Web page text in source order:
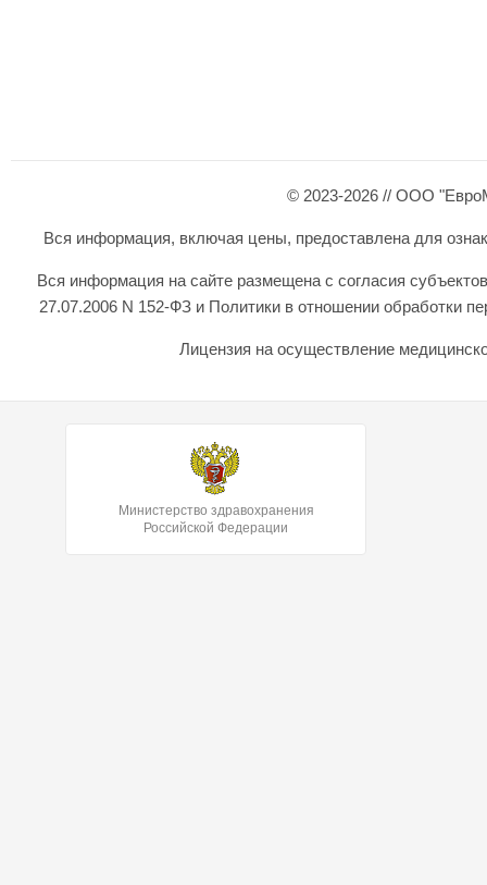
© 2023-2026 // ООО
Вся информация, включая цены, предоставлена для
Вся информация на сайте размещена с согласия
27.07.2006 N 152-ФЗ и Политики в отношении обработки
Лицензия на осуществление
Министерство здравохранения
Российской Федерации